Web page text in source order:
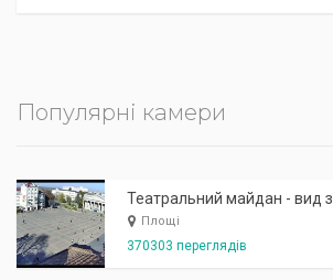
Популярні камери
Площі
370303 переглядів